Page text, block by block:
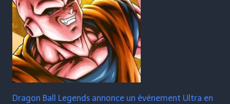
Dragon Ball Legends annonce un événement Ultra en